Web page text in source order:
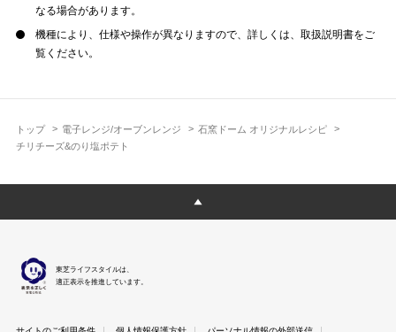
トップ 電子レンジ/オーブンレンジ
石窯ドーム オリジナルレシピ
チリチーズ&のり塩ポテト
なる場合があります。
機種により、仕様や操作が異なりますので、詳しくは、取扱説明書をご
覧ください。
東芝ライフスタイルは、
適正表示を推進しています。